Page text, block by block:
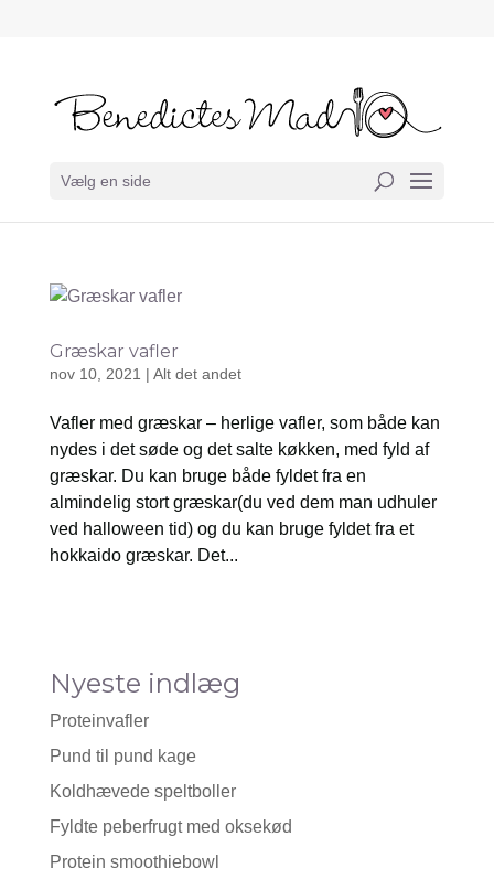
Vælg en side
Græskar vafler
nov 10, 2021 | Alt det andet
Vafler med græskar – herlige vafler, som både kan
nydes i det søde og det salte køkken, med fyld af
græskar. Du kan bruge både fyldet fra en
almindelig stort græskar(du ved dem man udhuler
ved halloween tid) og du kan bruge fyldet fra et
hokkaido græskar. Det...
Nyeste indlæg
Proteinvafler
Pund til pund kage
Koldhævede speltboller
Fyldte peberfrugt med oksekød
Protein smoothiebowl